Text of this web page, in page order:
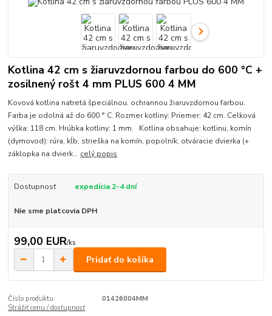
Kotlina 42 cm s žiaruvzdornou farbou do 600 °C +
zosilnený rošt 4 mm PLUS 600 4 MM
Kovová kotlina natretá špeciálnou, ochrannou žiaruvzdornou farbou.
Farba je odolná až do 600 ° C. Rozmer kotliny: Priemer: 42 cm. Celková
výška: 118 cm. Hrúbka kotliny: 1 mm. Kotlina obsahuje: kotlinu, komín
(dymovod): rúra, kĺb, strieška na komín, popolník, otváracie dvierka (+
záklopka na dvierk... celý popis
Dostupnosť expedícia 2-4 dní
Nie sme platcovia DPH
99,00 EUR/ks
Pridať do košíka
Číslo produktu:
01426004MM
Strážiť cenu / dostupnosť